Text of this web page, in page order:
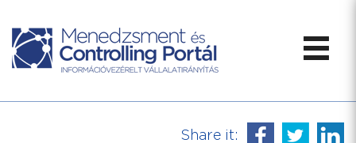
Share it: